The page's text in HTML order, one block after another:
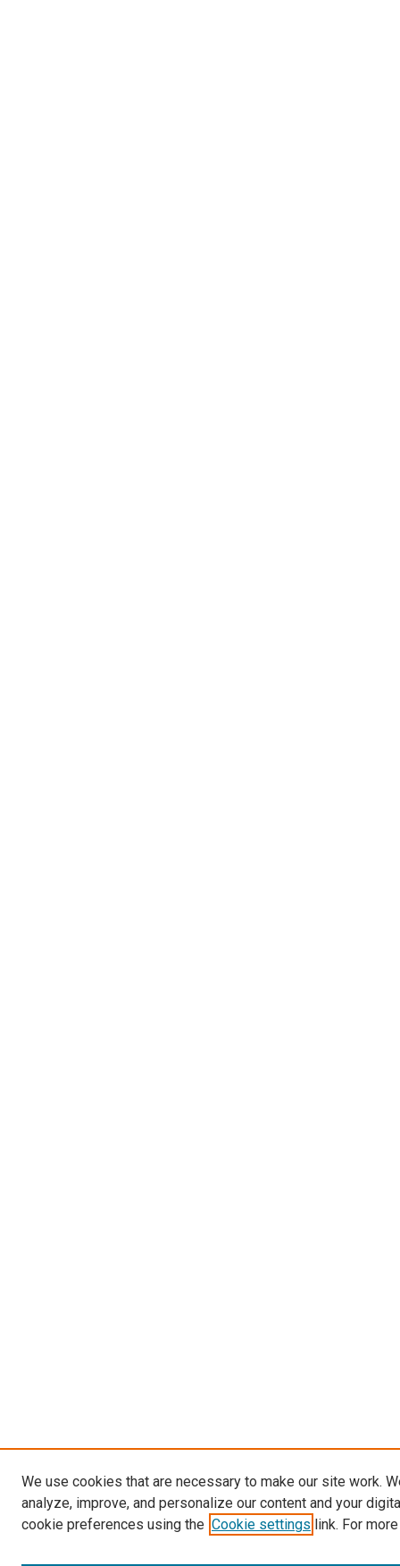
We use cookies that are necessary to make our site work.
analyze, improve, and personalize our content and your
cookie preferences using the Cookie settings link. For